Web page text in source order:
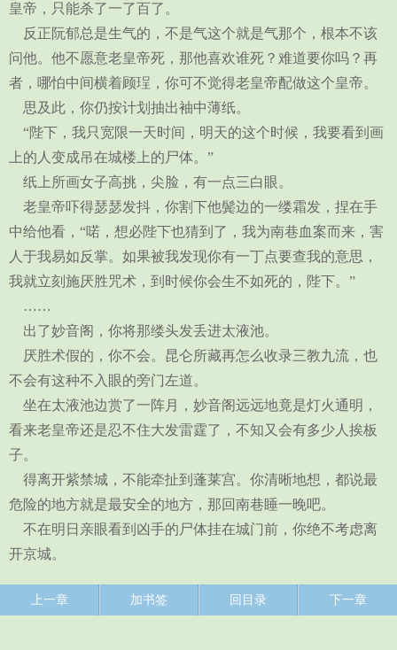
皇帝，只能杀了一了百了。
反正阮郁总是生气的，不是气这个就是气那个，根本不该
问他。他不愿意老皇帝死，那他喜欢谁死？难道要你吗？再
者，哪怕中间横着顾珵，你可不觉得老皇帝配做这个皇帝。
思及此，你仍按计划抽出袖中薄纸。
“陛下，我只宽限一天时间，明天的这个时候，我要看到画
上的人变成吊在城楼上的尸体。”
纸上所画女子高挑，尖脸，有一点三白眼。
老皇帝吓得瑟瑟发抖，你割下他鬓边的一缕霜发，捏在手
中给他看，“喏，想必陛下也猜到了，我为南巷血案而来，害
人于我易如反掌。如果被我发现你有一丁点要查我的意思，
我就立刻施厌胜咒术，到时候你会生不如死的，陛下。”
……
出了妙音阁，你将那缕头发丢进太液池。
厌胜术假的，你不会。昆仑所藏再怎么收录三教九流，也
不会有这种不入眼的旁门左道。
坐在太液池边赏了一阵月，妙音阁远远地竟是灯火通明，
看来老皇帝还是忍不住大发雷霆了，不知又会有多少人挨板
子。
得离开紫禁城，不能牵扯到蓬莱宫。你清晰地想，都说最
危险的地方就是最安全的地方，那回南巷睡一晚吧。
不在明日亲眼看到凶手的尸体挂在城门前，你绝不考虑离
开京城。
上一章 加书签 回目录 下一章